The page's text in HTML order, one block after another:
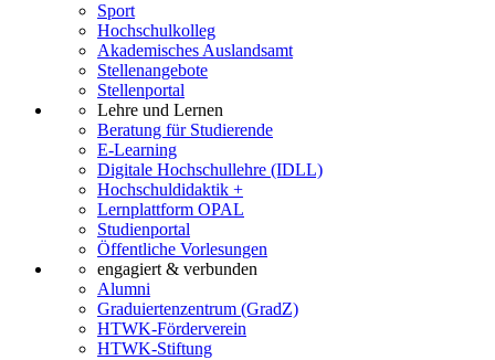
Sport
Hochschulkolleg
Akademisches Auslandsamt
Stellenangebote
Stellenportal
Lehre und Lernen
Beratung für Studierende
E-Learning
Digitale Hochschullehre (IDLL)
Hochschuldidaktik +
Lernplattform OPAL
Studienportal
Öffentliche Vorlesungen
engagiert & verbunden
Alumni
Graduiertenzentrum (GradZ)
HTWK-Förderverein
HTWK-Stiftung